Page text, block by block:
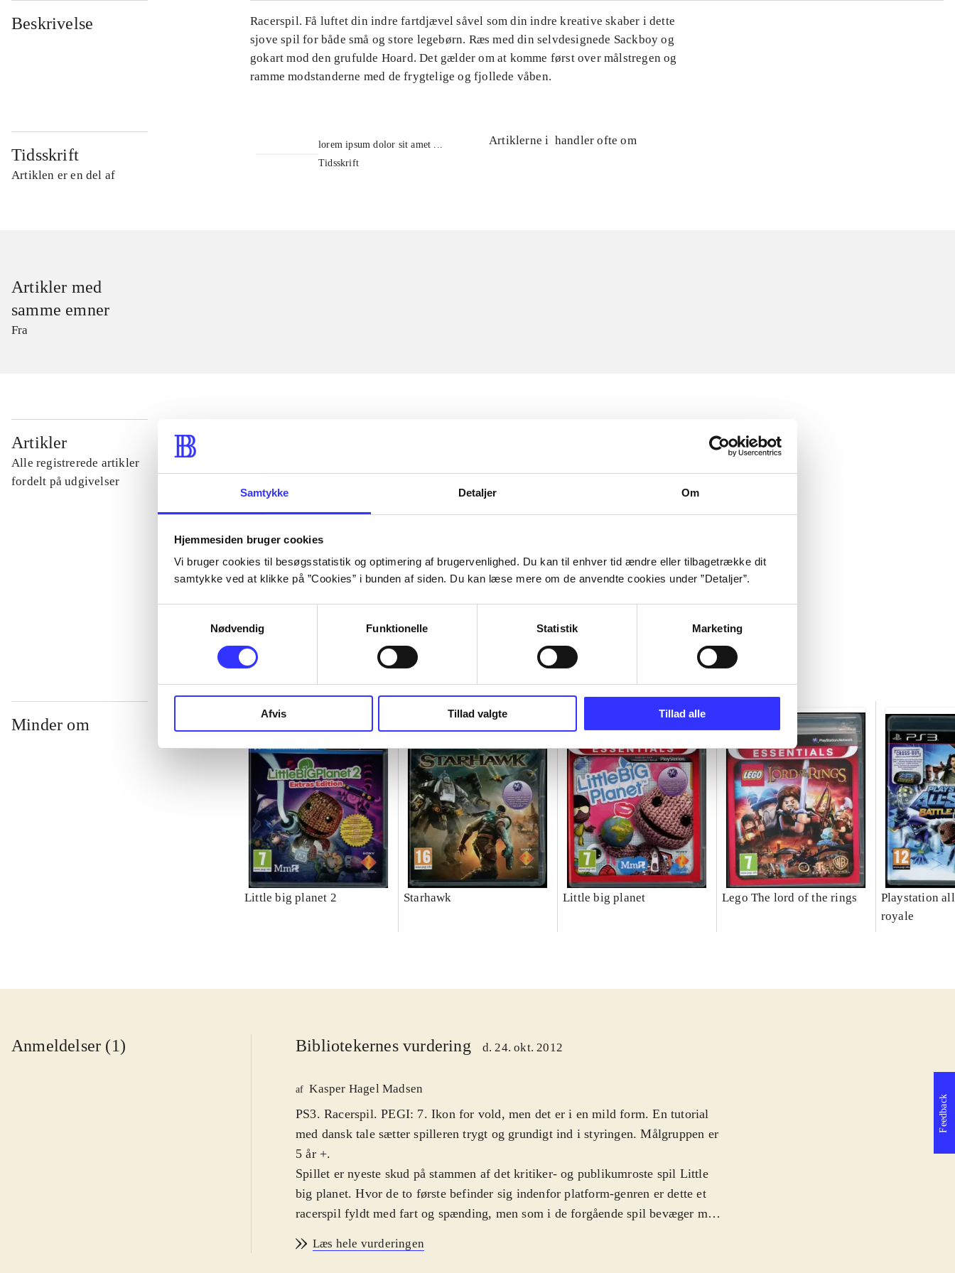
Samtykke Detaljer Om
Hjemmesiden bruger cookies
Vi bruger cookies til besøgsstatistik og optimering af brugervenlighed. Du kan til enhver tid ændre eller tilbagetrække dit
samtykke ved at klikke på ”Cookies” i bunden af siden. Du kan læse mere om de anvendte cookies under ”Detaljer”.
Nødvendig
Funktionelle Statistik Marketing
Afvis Tillad valgte Tillad alle
Beskrivelse
Racerspil. Få luftet din indre fartdjævel såvel som din indre kreative skaber i dette
sjove spil for både små og store legebørn. Ræs med din selvdesignede Sackboy og
gokart mod den grufulde Hoard. Det gælder om at komme først over målstregen og
ramme modstanderne med de frygtelige og fjollede våben.
Tidsskrift
Artiklen er en del af
lorem ipsum dolor sit amet ...
Tidsskrift
Artiklerne i handler ofte om
Artikler med
samme emner
Fra
Artikler
Alle registrerede artikler
fordelt på udgivelser
Minder om
Little big planet 2 Starhawk Little big planet Lego The lord of the rings
Playstation
royale
Anmeldelser (1) Bibliotekernes vurdering d. 24. okt. 2012
af Kasper Hagel Madsen
PS3. Racerspil. PEGI: 7. Ikon for vold, men det er i en mild form. En tutorial
med dansk tale sætter spilleren trygt og grundigt ind i styringen. Målgruppen er
5 år +.
Spillet er nyeste skud på stammen af det kritiker- og publikumroste spil Little
big planet. Hvor de to første befinder sig indenfor platform-genren er dette et
racerspil fyldt med fart og spænding, men som i de forgående spil bevæger man
og humor. En stor del af spillet går ud på, at man selv skal skabe. Man designer
Læs hele vurderingen
Feedback